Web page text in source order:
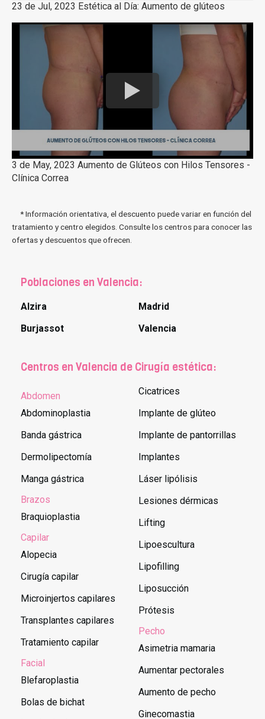
23 de Jul, 2023 Estética al Día: Aumento de glúteos
3 de May, 2023 Aumento de Glúteos con Hilos Tensores -
Clínica Correa
* Información orientativa, el descuento puede variar en función del
tratamiento y centro elegidos. Consulte los centros para conocer las
ofertas y descuentos que ofrecen.
Poblaciones en Valencia:
Alzira
Burjassot
Madrid
Valencia
Centros en Valencia de Cirugía estética:
Abdomen
Abdominoplastia
Banda gástrica
Dermolipectomía
Manga gástrica
Brazos
Braquioplastia
Capilar
Alopecia
Cirugía capilar
Microinjertos capilares
Transplantes capilares
Tratamiento capilar
Facial
Blefaroplastia
Bolas de bichat
Cicatrices
Implante de glúteo
Implante de pantorrillas
Implantes
Láser lipólisis
Lesiones dérmicas
Lifting
Lipoescultura
Lipofilling
Liposucción
Prótesis
Pecho
Asimetria mamaria
Aumentar pectorales
Aumento de pecho
Ginecomastia